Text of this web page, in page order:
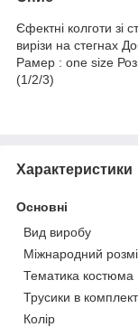
Єфектні колготи зі
вирізи на стегнах
Рамер : one size
(1/2/3)
Характеристики
Основні
Вид виробу
Міжнародний
Тематика костюма
Трусики в
Колір